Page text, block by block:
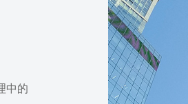
中的